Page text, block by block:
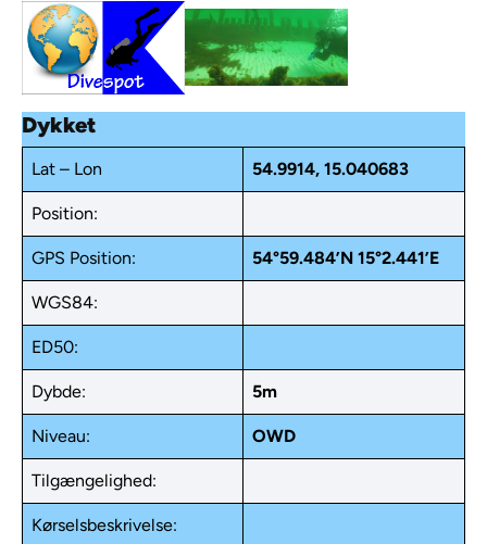
Dykket
Lat – Lon 54.9914, 15.040683
Position:
GPS Position: 54°59.484’N 15°2.441’E
WGS84:
ED50:
Dybde: 5m
Niveau: OWD
Tilgængelighed:
Kørselsbeskrivelse: